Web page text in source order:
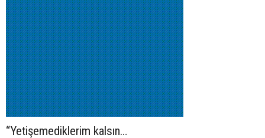
“Yetişemediklerim kalsın…